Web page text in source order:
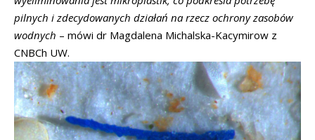
pilnych i zdecydowanych działań na rzecz ochrony zasobów
wodnych – mówi dr Magdalena Michalska-Kacymirow z
CNBCh UW.